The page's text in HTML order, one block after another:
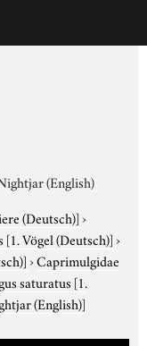
(English)
(Deutsch)]›
[1. Vögel (Deutsch)]›
›Caprimulgidae
saturatus [1.
(English)]